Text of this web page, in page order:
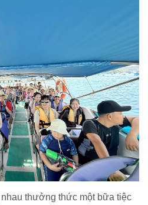
thưởng thức một bữa tiệc